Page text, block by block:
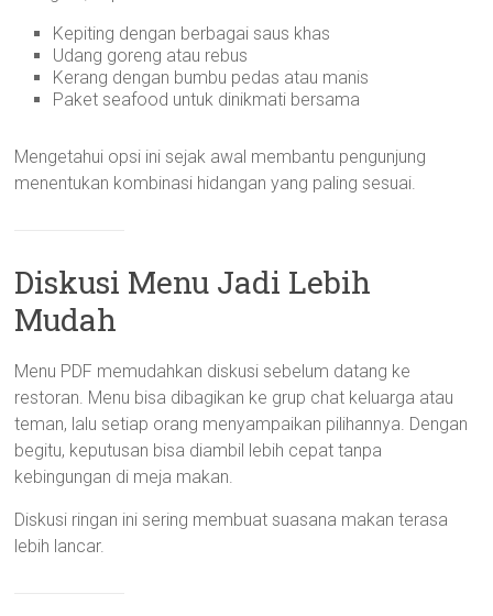
Kepiting dengan berbagai saus khas
Udang goreng atau rebus
Kerang dengan bumbu pedas atau manis
Paket seafood untuk dinikmati bersama
Mengetahui opsi ini sejak awal membantu pengunjung
menentukan kombinasi hidangan yang paling sesuai.
Diskusi Menu Jadi Lebih
Mudah
Menu PDF memudahkan diskusi sebelum datang ke
restoran. Menu bisa dibagikan ke grup chat keluarga atau
teman, lalu setiap orang menyampaikan pilihannya. Dengan
begitu, keputusan bisa diambil lebih cepat tanpa
kebingungan di meja makan.
Diskusi ringan ini sering membuat suasana makan terasa
lebih lancar.